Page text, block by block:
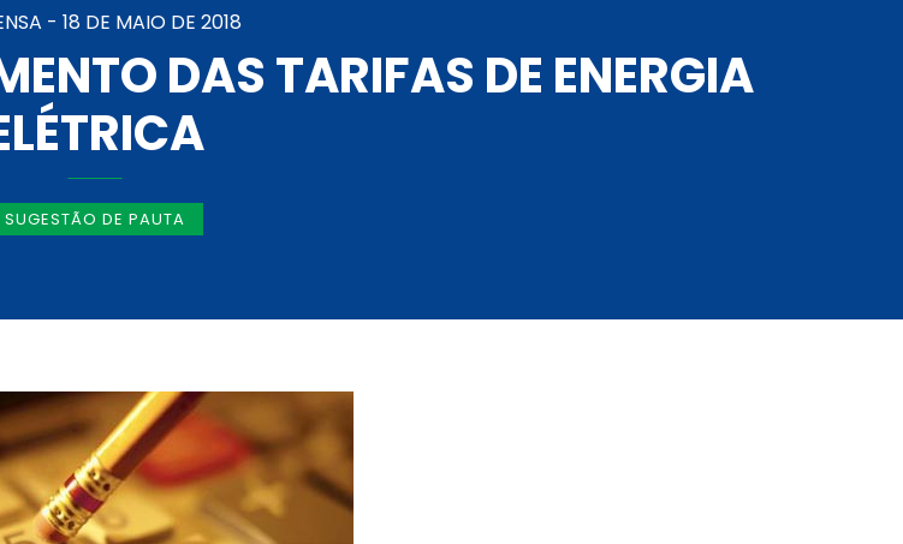
- 18 DE MAIO DE 2018
DAS TARIFAS DE ENERGIA
SUGESTÃO DE PAUTA